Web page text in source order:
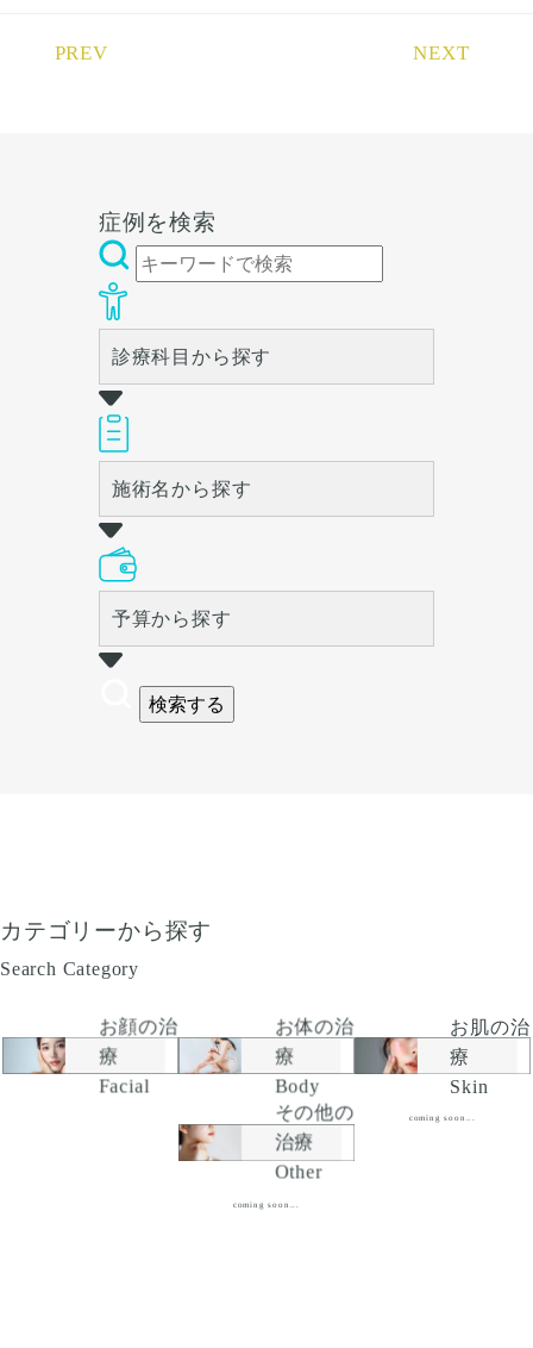
のでご注意下さい。 カウンセ
PREV NEXT
症例を検索
診療科目から探す
施術名から探す
予算から探す
検索する
カテゴリーから探す
Search Category
お顔の治
療
Facial
お体の治
療
Body
お肌の治
療
Skin
coming soon...
その他の
治療
Other
coming soon...